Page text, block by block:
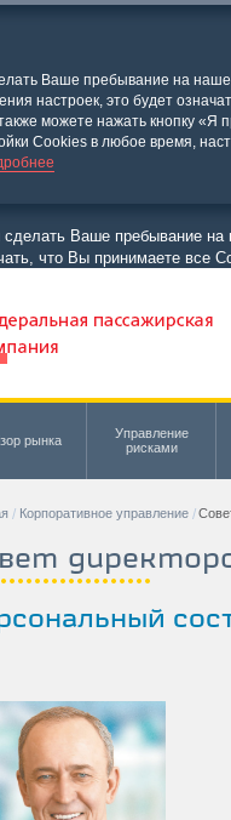
Ваше пребывание на
настроек, это будет
можете нажать кнопку «Я
Cookies в любое время,
Ваше пребывание
что Вы принимаете
рынка
Управление
рисками
Корпоративное управление